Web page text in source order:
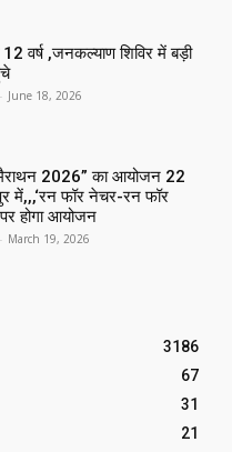
वर्ष ,जनकल्याण शिविर में बड़ी
- June 18, 2026
2026” का आयोजन 22
में,,,‘रन फॉर नेचर-रन फॉर
होगा आयोजन
- March 19, 2026
3186
67
31
21